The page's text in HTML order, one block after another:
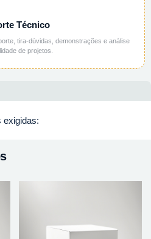
Técnico
tira-dúvidas, demonstrações e análise
de projetos.
exigidas: